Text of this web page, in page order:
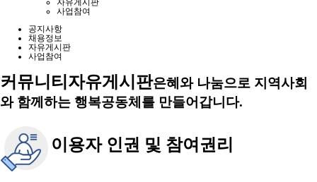
자유게시판
사업참여
공지사항
채용정보
자유게시판
사업참여
커뮤니티 자유게시판은혜와 나눔으로 지역사회
와 함께하는 행복공동체를 만들어갑니다.
이용자 인권 및 참여권리